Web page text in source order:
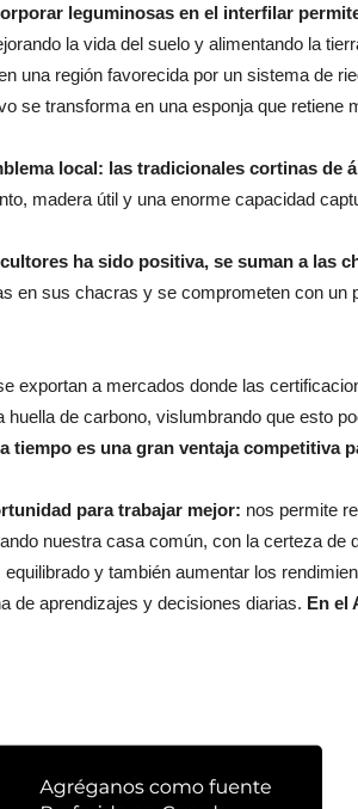
leguminosas en el interfilar
la vida del suelo y alimentando la
una región favorecida por un sistema de
se transforma en una esponja que retiene
local: las tradicionales cortinas de
madera útil y una enorme capacidad
ha sido positiva, se suman a las
en sus chacras y se comprometen con un
exportan a mercados donde las
huella de carbono, vislumbrando que esto
tiempo es una gran ventaja competitiva
para trabajar mejor: nos permite
nuestra casa común, con la certeza de
y también aumentar los
de aprendizajes y decisiones diarias. En el